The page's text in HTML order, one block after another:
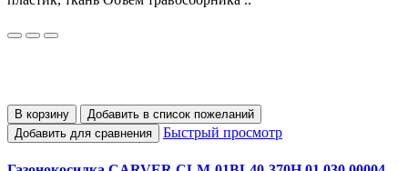
В корзину
Добавить в список пожеланий
Добавить для сравнения
Быстрый просмотр